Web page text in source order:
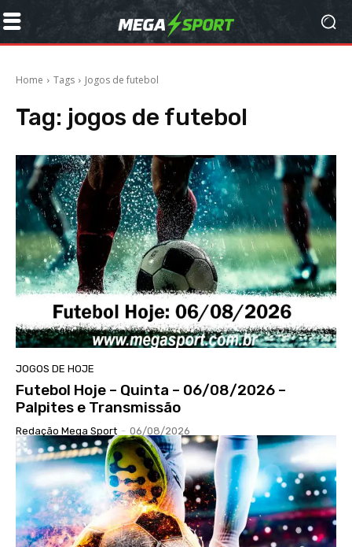
Home Tags Jogos de futebol
Tag: jogos de futebol
JOGOS DE HOJE
Futebol Hoje – Quinta – 06/08/2026 –
Palpites e Transmissão
Redação Mega Sport - 06/08/2026